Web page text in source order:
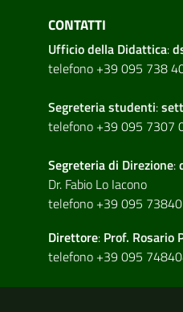
CONTATTI
Ufficio della Didattica:
telefono +39 095 738
Segreteria studenti:
telefono +39 095 7307
Segreteria di Direzione:
Dr. Fabio Lo Iacono
telefono +39 095
Direttore: Prof. Rosario
telefono +39 095